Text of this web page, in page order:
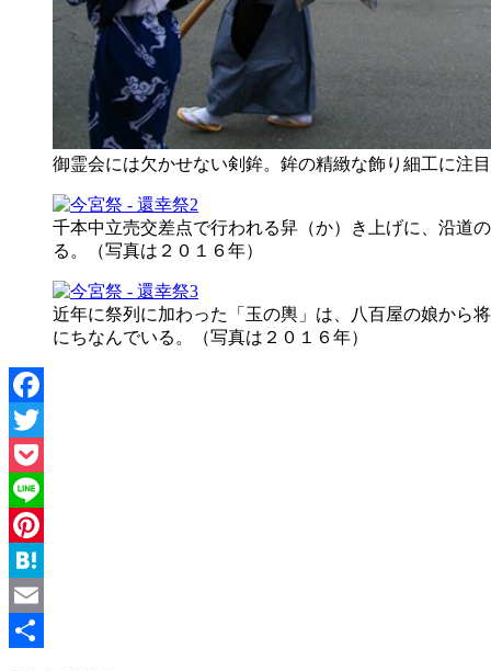
御霊会には欠かせない剣鉾。鉾の精緻な飾り細工に注
千本中立売交差点で行われる舁（か）き上げに、沿道
る。（写真は２０１６年）
近年に祭列に加わった「玉の輿」は、八百屋の娘から
にちなんでいる。（写真は２０１６年）
Facebook
Twitter
Pocket
Line
Pinterest
Hatena
Email